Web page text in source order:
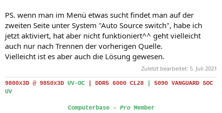
PS. wenn man im Menü etwas sucht findet man auf der
zweiten Seite unter System "Auto Source switch", habe ich
jetzt aktiviert, hat aber nicht funktioniert^^ geht vielleicht
auch nur nach Trennen der vorherigen Quelle.
Vielleicht ist es aber auch die Lösung gewesen.
Zuletzt bearbeitet: 5. Juli 2021
9800x3D @ 9850x3D UV-OC DDR5 6000 CL28
5090 VANGUARD SOC
UV
Computerbase - ProMember